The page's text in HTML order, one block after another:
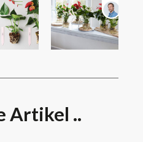
Artikel ..